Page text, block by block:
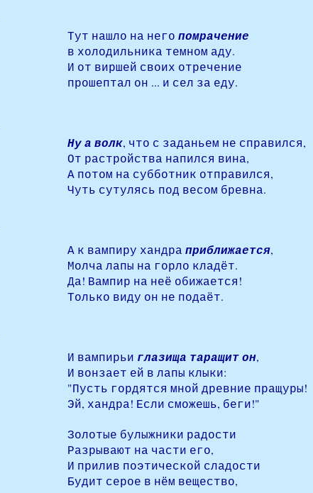
Тут нашло на него помрачение
в холодильника темном аду.
И от виршей своих отречение
прошептал он ... и сел за еду.
Ну а волк, что с заданьем не справился,
От растройства напился вина,
А потом на субботник отправился,
Чуть сутулясь под весом бревна.
А к вампиру хандра приближается,
Молча лапы на горло кладёт.
Да! Вампир на неё обижается!
Только виду он не подаёт.
И вампирьи глазища таращит он,
И вонзает ей в лапы клыки:
"Пусть гордятся мной древние пращуры!
Эй, хандра! Если сможешь, беги!"
Золотые булыжники радости
Разрывают на части его,
И прилив поэтической сладости
Будит серое в нём вещество,